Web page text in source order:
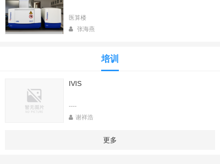
医算楼
张海燕
培训
IVIS
----
谢祥浩
更多